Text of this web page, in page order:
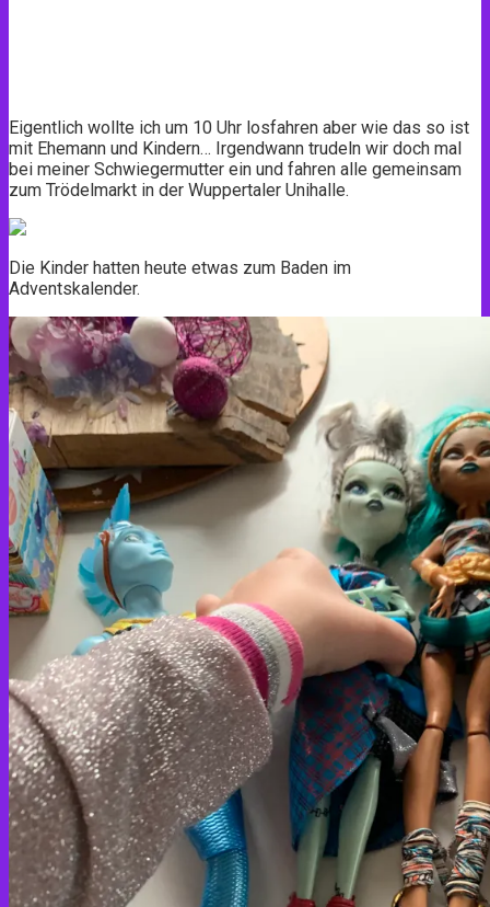
Eigentlich wollte ich um 10 Uhr losfahren aber wie das so ist
mit Ehemann und Kindern… Irgendwann trudeln wir doch mal
bei meiner Schwiegermutter ein und fahren alle gemeinsam
zum Trödelmarkt in der Wuppertaler Unihalle.
Die Kinder hatten heute etwas zum Baden im
Adventskalender.